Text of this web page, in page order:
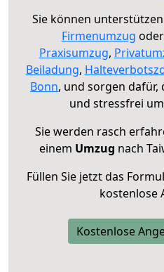
Sie können
Firmenumzug
Praxisumzug,
Beiladung,
Bonn, und sorgen dafür,
und stressfrei
Sie werden rasch
einem Umzug nach
Füllen Sie jetzt das
kostenlose
Kostenlose